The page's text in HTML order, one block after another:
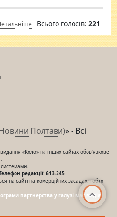
Всього голосів: 221
Полтави)» - Всі
«Коло» на інших сайтах обов’язкове
редакції: 613-245
на сайті на комерційних засадах, тобто
партнерства у галузі мас-медіа